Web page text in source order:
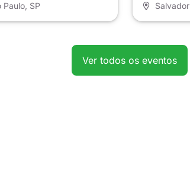
Paulo , SP
Salvador
Ver todos os eventos